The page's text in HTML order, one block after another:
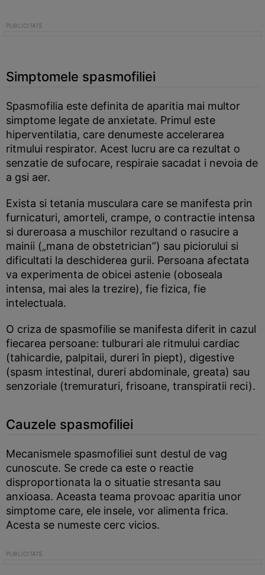
Simptomele spasmofiliei
Spasmofilia este definita de aparitia mai multor
simptome legate de anxietate. Primul este
hiperventilatia, care denumeste accelerarea
ritmului respirator. Acest lucru are ca rezultat o
senzatie de sufocare, respiraie sacadat i nevoia de
a gsi aer.
Exista si tetania musculara care se manifesta prin
furnicaturi, amorteli, crampe, o contractie intensa
si dureroasa a muschilor rezultand o rasucire a
mainii („mana de obstetrician”) sau piciorului si
dificultati la deschiderea gurii. Persoana afectata
va experimenta de obicei astenie (oboseala
intensa, mai ales la trezire), fie fizica, fie
intelectuala.
O criza de spasmofilie se manifesta diferit in cazul
fiecarea persoane: tulburari ale ritmului cardiac
(tahicardie, palpitaii, dureri în piept), digestive
(spasm intestinal, dureri abdominale, greata) sau
senzoriale (tremuraturi, frisoane, transpiratii reci).
Cauzele spasmofiliei
Mecanismele spasmofiliei sunt destul de vag
cunoscute. Se crede ca este o reactie
disproportionata la o situatie stresanta sau
anxioasa. Aceasta teama provoac aparitia unor
simptome care, ele insele, vor alimenta frica.
Acesta se numeste cerc vicios.